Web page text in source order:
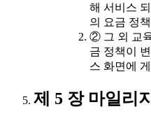
해 서비스
의 요금 정
② 그 외 교
금 정책이
스 화면에
제 5 장 마일리